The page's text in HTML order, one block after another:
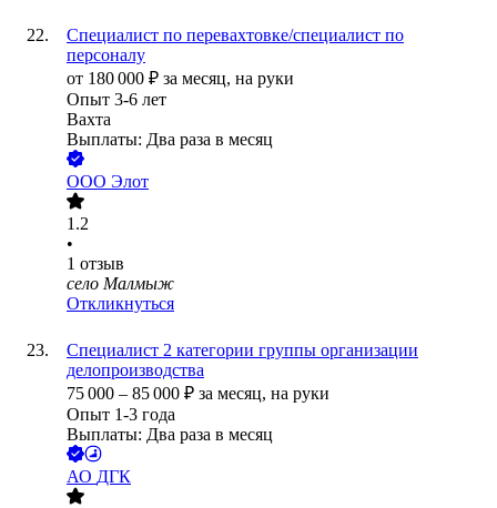
Специалист по перевахтовке/специалист по
персоналу
от 180 000 ₽ за месяц, на руки
Опыт 3-6 лет
Вахта
Выплаты: Два раза в месяц
ООО Элот
1.2
•
1 отзыв
село Малмыж
Откликнуться
Специалист 2 категории группы организации
делопроизводства
75 000 – 85 000 ₽ за месяц, на руки
Опыт 1-3 года
Выплаты: Два раза в месяц
АО ДГК